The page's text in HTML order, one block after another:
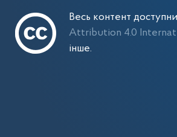
Весь контент
Attribution 4.0
інше.